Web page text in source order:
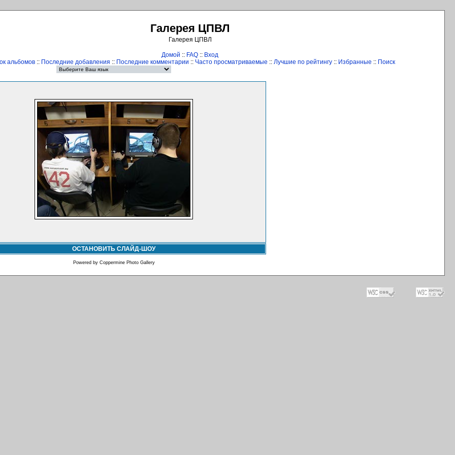
Галерея ЦПВЛ
Галерея ЦПВЛ
Домой :: FAQ :: Вход
альбомов :: Последние добавления :: Последние комментарии :: Часто просматриваемые :: Лучшие по рейтингу :: Избранные :: Поиск
ОСТАНОВИТЬ СЛАЙД-ШОУ
Powered by Coppermine Photo Gallery